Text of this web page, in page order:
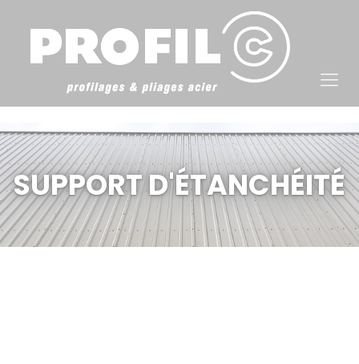
SUPPORT D'ÉTANCHÉITÉ